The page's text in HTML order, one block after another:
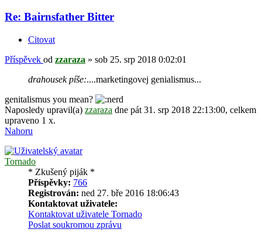
Re: Bairnsfather Bitter
Citovat
Příspěvek od zzaraza » sob 25. srp 2018 0:02:01
drahousek píše:....marketingovej genialismus...
genitalismus you mean?
Naposledy upravil(a) zzaraza dne pát 31. srp 2018 22:13:00, celkem
upraveno 1 x.
Nahoru
Tornado
* Zkušený piják *
Příspěvky: 766
Registrován: ned 27. bře 2016 18:06:43
Kontaktovat uživatele:
Kontaktovat uživatele Tornado
Poslat soukromou zprávu